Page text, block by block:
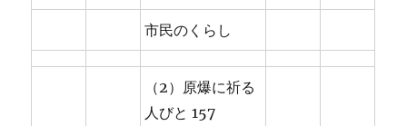
市民のくらし
（2）原爆に祈る
人びと 157